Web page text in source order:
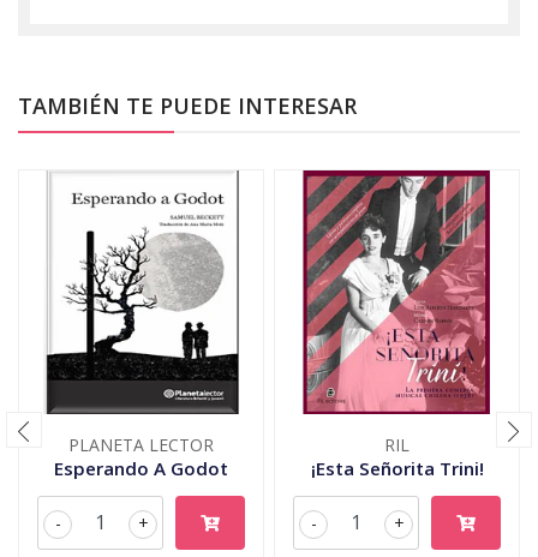
TAMBIÉN TE PUEDE INTERESAR
PLANETA LECTOR
Esperando A Godot
+
-
RIL
¡Esta Señorita Trini!
+
-